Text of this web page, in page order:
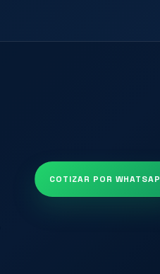
COTIZAR POR